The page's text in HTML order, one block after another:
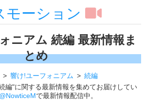
モーション
ニアム 続編 最新情報ま
とめ
響け!ユーフォニアム
続編
編"に関する最新情報を集めてお届けしてい
@NowticeMで最新情報配信中。